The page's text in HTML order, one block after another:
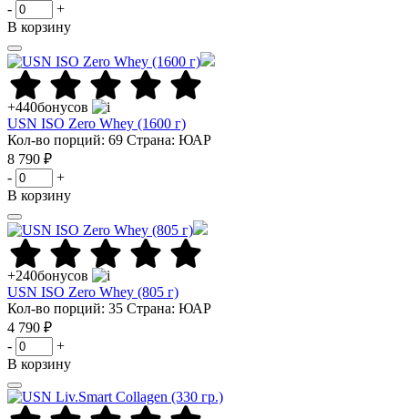
-
+
В корзину
+440бонусов
USN ISO Zero Whey (1600 г)
Кол-во порций: 69 Страна: ЮАР
8 790 ₽
-
+
В корзину
+240бонусов
USN ISO Zero Whey (805 г)
Кол-во порций: 35 Страна: ЮАР
4 790 ₽
-
+
В корзину